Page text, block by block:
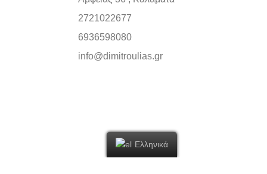
2721022677
6936598080
info@dimitroulias.gr
ΠΑΡΑΓΓΕΛΙΑ
Ελληνικά